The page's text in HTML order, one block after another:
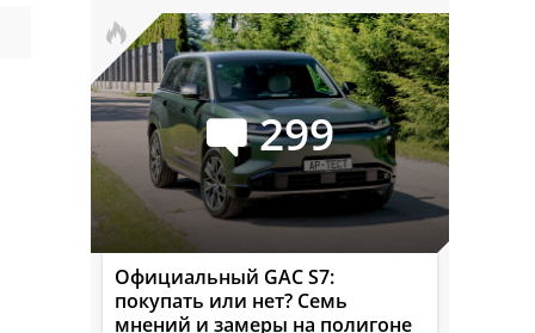
299
Официальный GAC S7:
покупать или нет? Семь
мнений и замеры на полигоне